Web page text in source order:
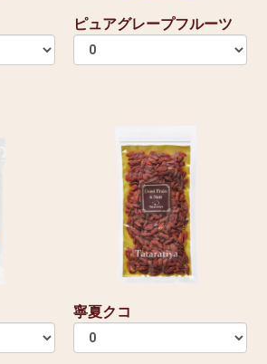
ピュアグレープフルーツ
寧夏クコ